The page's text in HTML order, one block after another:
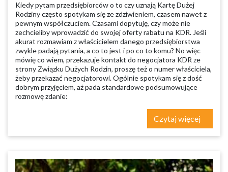
Kiedy pytam przedsiębiorców o to czy uznają Kartę Dużej
Rodziny często spotykam się ze zdziwieniem, czasem nawet z
pewnym współczuciem. Czasami dopytuję, czy może nie
zechcieliby wprowadzić do swojej oferty rabatu na KDR. Jeśli
akurat rozmawiam z właścicielem danego przedsiębiorstwa
zwykle padają pytania, a co to jest i po co to komu? No więc
mówię co wiem, przekazuje kontakt do negocjatora KDR ze
strony Związku Dużych Rodzin, proszę też o numer właściciela,
żeby przekazać negocjatorowi. Ogólnie spotykam się z dość
dobrym przyjęciem, aż pada standardowe podsumowujące
rozmowę zdanie:
Czytaj więcej